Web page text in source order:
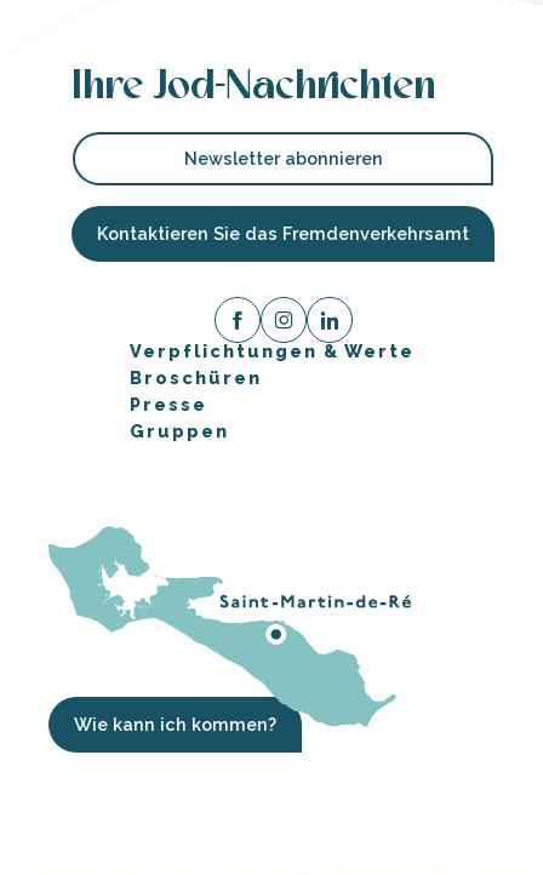
Ihre Jod-Nachrichten
Newsletter abonnieren
Kontaktieren Sie das Fremdenverkehrsamt
Verpflichtungen & Werte
Broschüren
Presse
Gruppen
Wie kann ich kommen?